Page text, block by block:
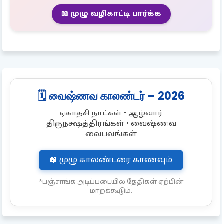
📖 முழு வழிகாட்டி பார்க்க
🗓️ வைஷ்ணவ காலண்டர் – 2026
ஏகாதசி நாட்கள் • ஆழ்வார்
திருநக்ஷத்திரங்கள் • வைஷ்ணவ
வைபவங்கள்
📖 முழு காலண்டரை காணவும்
*பஞ்சாங்க அடிப்படையில் தேதிகள் ஏற்பின்
மாறக்கூடும்.